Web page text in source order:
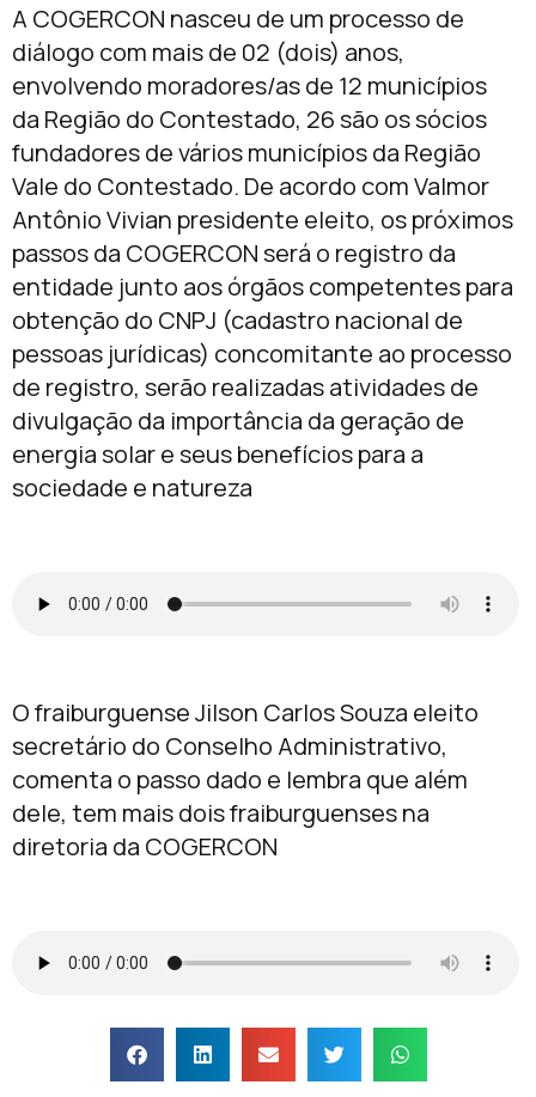
A COGERCON nasceu de um processo de
diálogo com mais de 02 (dois) anos,
envolvendo moradores/as de 12 municípios
da Região do Contestado, 26 são os sócios
fundadores de vários municípios da Região
Vale do Contestado. De acordo com Valmor
Antônio Vivian presidente eleito, os próximos
passos da COGERCON será o registro da
entidade junto aos órgãos competentes para
obtenção do CNPJ (cadastro nacional de
pessoas jurídicas) concomitante ao processo
de registro, serão realizadas atividades de
divulgação da importância da geração de
energia solar e seus benefícios para a
sociedade e natureza
O fraiburguense Jilson Carlos Souza eleito
secretário do Conselho Administrativo,
comenta o passo dado e lembra que além
dele, tem mais dois fraiburguenses na
diretoria da COGERCON